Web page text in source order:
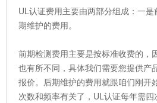
UL认证费用主要由两部分组成：一
期维护的费用。
前期检测费用主要是按标准收费的，
也有所不同，具体我们需要您提供产
报价。后期维护的费用就跟咱们刚开
次数和频率有关了，UL认证每年需